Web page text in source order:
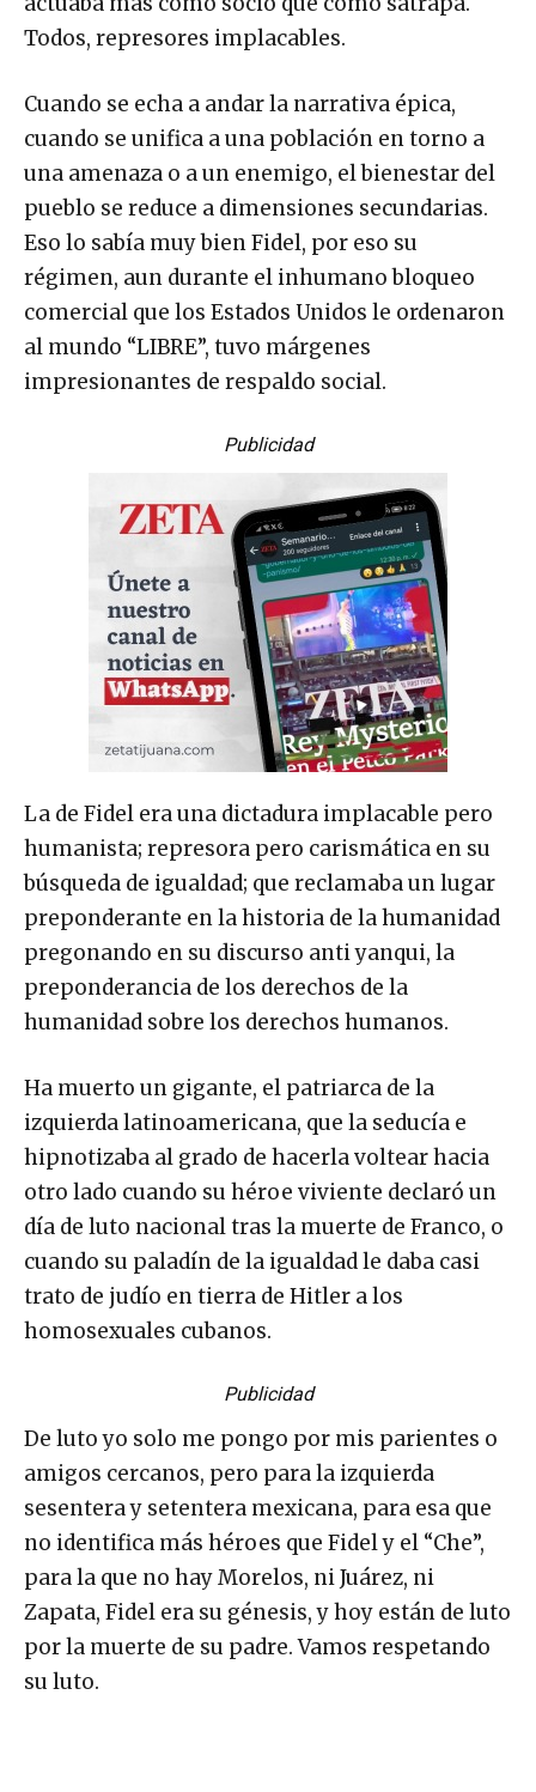
Todos, represores implacables.
Cuando se echa a andar la narrativa épica,
cuando se unifica a una población en torno a
una amenaza o a un enemigo, el bienestar del
pueblo se reduce a dimensiones secundarias.
Eso lo sabía muy bien Fidel, por eso su
régimen, aun durante el inhumano bloqueo
comercial que los Estados Unidos le ordenaron
al mundo “LIBRE”, tuvo márgenes
impresionantes de respaldo social.
Publicidad
La de Fidel era una dictadura implacable pero
humanista; represora pero carismática en su
búsqueda de igualdad; que reclamaba un lugar
preponderante en la historia de la humanidad
pregonando en su discurso anti yanqui, la
preponderancia de los derechos de la
humanidad sobre los derechos humanos.
Ha muerto un gigante, el patriarca de la
izquierda latinoamericana, que la seducía e
hipnotizaba al grado de hacerla voltear hacia
otro lado cuando su héroe viviente declaró un
día de luto nacional tras la muerte de Franco, o
cuando su paladín de la igualdad le daba casi
trato de judío en tierra de Hitler a los
homosexuales cubanos.
Publicidad
De luto yo solo me pongo por mis parientes o
amigos cercanos, pero para la izquierda
sesentera y setentera mexicana, para esa que
no identifica más héroes que Fidel y el “Che”,
para la que no hay Morelos, ni Juárez, ni
Zapata, Fidel era su génesis, y hoy están de luto
por la muerte de su padre. Vamos respetando
su luto.